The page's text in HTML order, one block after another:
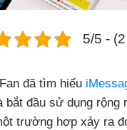
5/5 -
đã tìm hiểu
bắt đầu sử dụng rộng
trường hợp xảy ra